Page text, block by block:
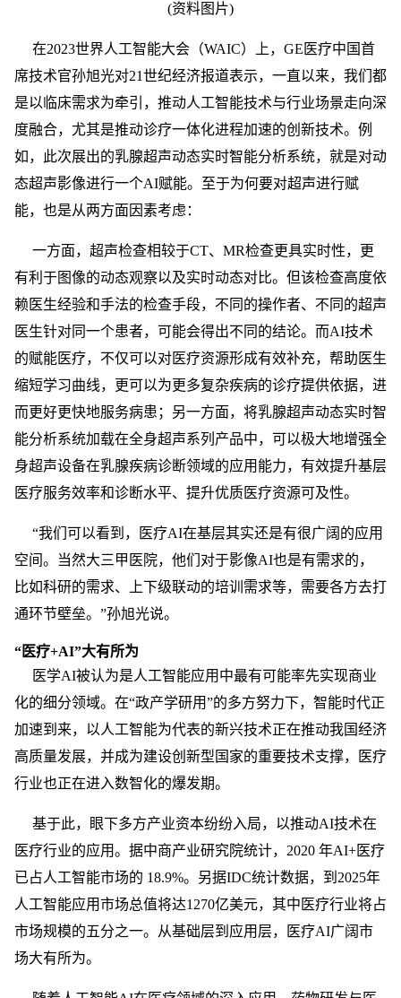
(资料图片)
在2023世界人工智能大会（WAIC）上，GE医疗中国首
席技术官孙旭光对21世纪经济报道表示，一直以来，我们都
是以临床需求为牵引，推动人工智能技术与行业场景走向深
度融合，尤其是推动诊疗一体化进程加速的创新技术。例
如，此次展出的乳腺超声动态实时智能分析系统，就是对动
态超声影像进行一个AI赋能。至于为何要对超声进行赋
能，也是从两方面因素考虑：
一方面，超声检查相较于CT、MR检查更具实时性，更
有利于图像的动态观察以及实时动态对比。但该检查高度依
赖医生经验和手法的检查手段，不同的操作者、不同的超声
医生针对同一个患者，可能会得出不同的结论。而AI技术
的赋能医疗，不仅可以对医疗资源形成有效补充，帮助医生
缩短学习曲线，更可以为更多复杂疾病的诊疗提供依据，进
而更好更快地服务病患；另一方面，将乳腺超声动态实时智
能分析系统加载在全身超声系列产品中，可以极大地增强全
身超声设备在乳腺疾病诊断领域的应用能力，有效提升基层
医疗服务效率和诊断水平、提升优质医疗资源可及性。
“我们可以看到，医疗AI在基层其实还是有很广阔的应用
空间。当然大三甲医院，他们对于影像AI也是有需求的，
比如科研的需求、上下级联动的培训需求等，需要各方去打
通环节壁垒。”孙旭光说。
“医疗+AI”大有所为
医学AI被认为是人工智能应用中最有可能率先实现商业
化的细分领域。在“政产学研用”的多方努力下，智能时代正
加速到来，以人工智能为代表的新兴技术正在推动我国经济
高质量发展，并成为建设创新型国家的重要技术支撑，医疗
行业也正在进入数智化的爆发期。
基于此，眼下多方产业资本纷纷入局，以推动AI技术在
医疗行业的应用。据中商产业研究院统计，2020 年AI+医疗
已占人工智能市场的 18.9%。另据IDC统计数据，到2025年
人工智能应用市场总值将达1270亿美元，其中医疗行业将占
市场规模的五分之一。从基础层到应用层，医疗AI广阔市
场大有所为。